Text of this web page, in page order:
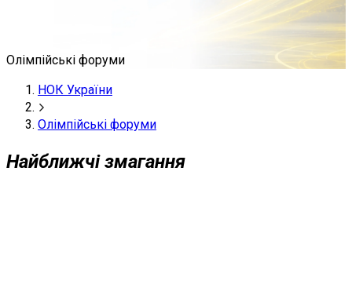
Олімпійські форуми
НОК України
Олімпійські форуми
Найближчі змагання